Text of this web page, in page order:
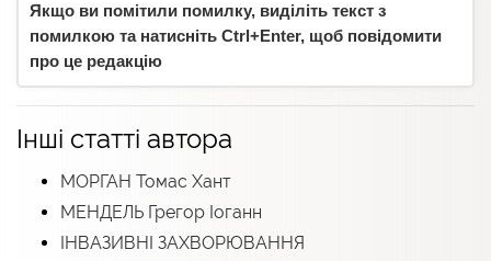
Якщо ви помітили помилку, виділіть текст з
помилкою та натисніть Ctrl+Enter, щоб повідомити
про це редакцію
Інші статті автора
МОРГАН Томас Хант
МЕНДЕЛЬ Грегор Іоганн
ІНВАЗИВНІ ЗАХВОРЮВАННЯ